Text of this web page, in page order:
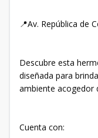
📍Av. República de
Descubre esta
diseñada para
ambiente acogedor
Cuenta con: